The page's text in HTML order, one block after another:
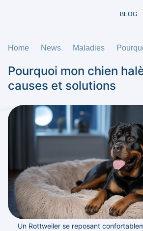
BLOG
Home News Maladies
Pourquoi mon chien
causes et solutions
Un Rottweiler se reposant